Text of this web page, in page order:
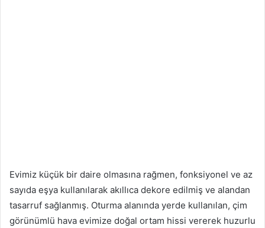
Evimiz küçük bir daire olmasına rağmen, fonksiyonel ve az
sayıda eşya kullanılarak akıllıca dekore edilmiş ve alandan
tasarruf sağlanmış. Oturma alanında yerde kullanılan, çim
görünümlü hava evimize doğal ortam hissi vererek huzurlu